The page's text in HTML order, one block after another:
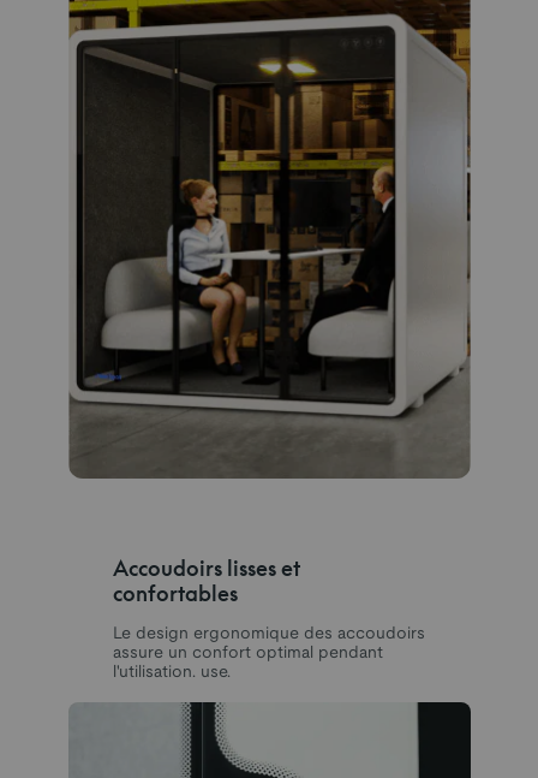
Accoudoirs lisses et
confortables
Le design ergonomique des accoudoirs
assure un confort optimal pendant
l'utilisation. use.